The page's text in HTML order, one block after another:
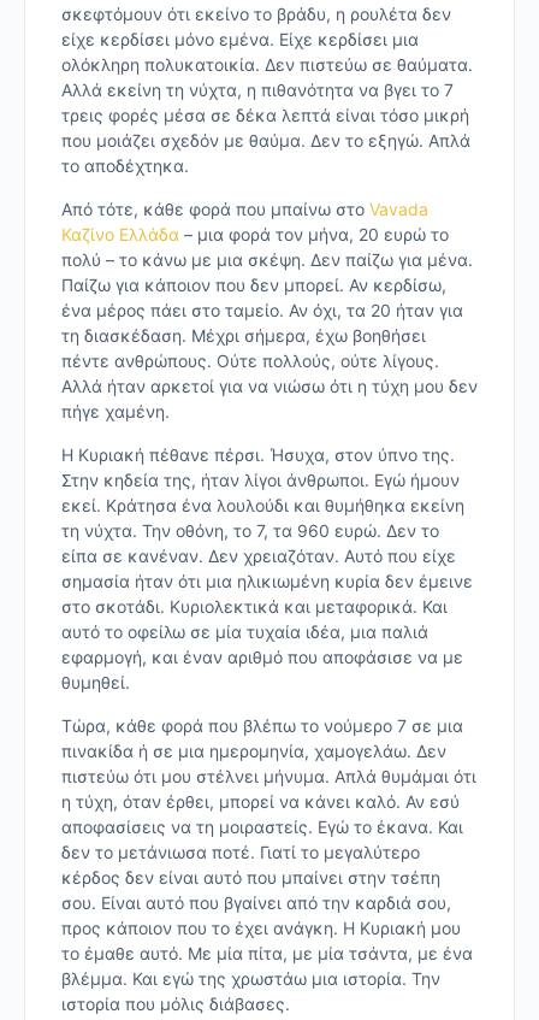
σκεφτόμουν ότι εκείνο το βράδυ, η ρουλέτα δεν
είχε κερδίσει μόνο εμένα. Είχε κερδίσει μια
ολόκληρη πολυκατοικία. Δεν πιστεύω σε θαύματα.
Αλλά εκείνη τη νύχτα, η πιθανότητα να βγει το 7
τρεις φορές μέσα σε δέκα λεπτά είναι τόσο μικρή
που μοιάζει σχεδόν με θαύμα. Δεν το εξηγώ. Απλά
το αποδέχτηκα.
Από τότε, κάθε φορά που μπαίνω στο Vavada
Καζίνο Ελλάδα – μια φορά τον μήνα, 20 ευρώ το
πολύ – το κάνω με μια σκέψη. Δεν παίζω για μένα.
Παίζω για κάποιον που δεν μπορεί. Αν κερδίσω,
ένα μέρος πάει στο ταμείο. Αν όχι, τα 20 ήταν για
τη διασκέδαση. Μέχρι σήμερα, έχω βοηθήσει
πέντε ανθρώπους. Ούτε πολλούς, ούτε λίγους.
Αλλά ήταν αρκετοί για να νιώσω ότι η τύχη μου δεν
πήγε χαμένη.
Η Κυριακή πέθανε πέρσι. Ήσυχα, στον ύπνο της.
Στην κηδεία της, ήταν λίγοι άνθρωποι. Εγώ ήμουν
εκεί. Κράτησα ένα λουλούδι και θυμήθηκα εκείνη
τη νύχτα. Την οθόνη, το 7, τα 960 ευρώ. Δεν το
είπα σε κανέναν. Δεν χρειαζόταν. Αυτό που είχε
σημασία ήταν ότι μια ηλικιωμένη κυρία δεν έμεινε
στο σκοτάδι. Κυριολεκτικά και μεταφορικά. Και
αυτό το οφείλω σε μία τυχαία ιδέα, μια παλιά
εφαρμογή, και έναν αριθμό που αποφάσισε να με
θυμηθεί.
Τώρα, κάθε φορά που βλέπω το νούμερο 7 σε μια
πινακίδα ή σε μια ημερομηνία, χαμογελάω. Δεν
πιστεύω ότι μου στέλνει μήνυμα. Απλά θυμάμαι ότι
η τύχη, όταν έρθει, μπορεί να κάνει καλό. Αν εσύ
αποφασίσεις να τη μοιραστείς. Εγώ το έκανα. Και
δεν το μετάνιωσα ποτέ. Γιατί το μεγαλύτερο
κέρδος δεν είναι αυτό που μπαίνει στην τσέπη
σου. Είναι αυτό που βγαίνει από την καρδιά σου,
προς κάποιον που το έχει ανάγκη. Η Κυριακή μου
το έμαθε αυτό. Με μία πίτα, με μία τσάντα, με ένα
βλέμμα. Και εγώ της χρωστάω μια ιστορία. Την
ιστορία που μόλις διάβασες.